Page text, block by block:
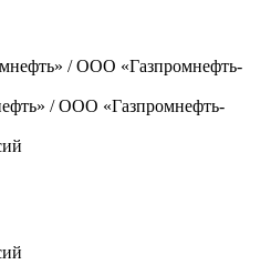
/ ООО «Газпромнефть-